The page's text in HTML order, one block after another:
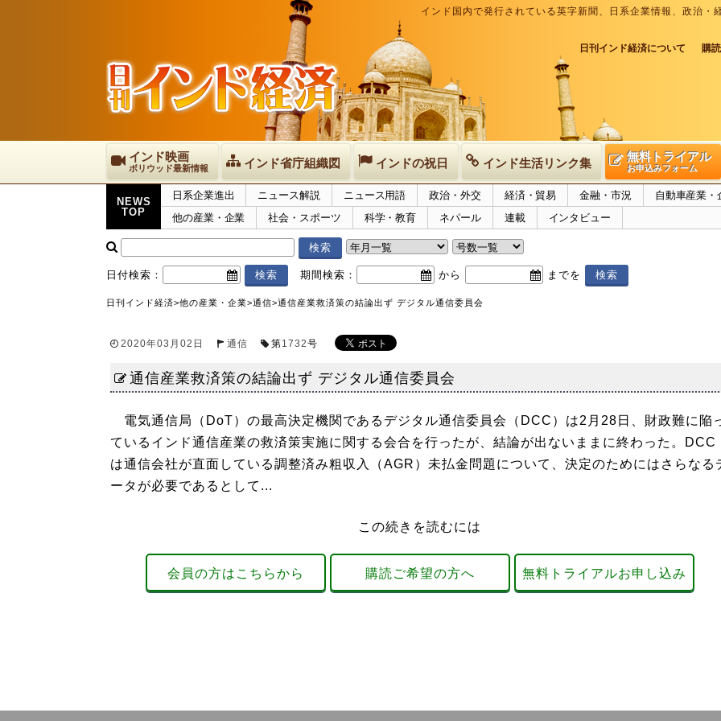
インド国内で発行されている英字新聞、日系企業情報、政治
日刊インド経済について 購
インド映画
ボリウッド最新情報 インド省庁組織図 インドの祝日 インド生活リンク集 無料トライアル
お申込みフォーム
NEWS
TOP
日系企業進出 ニュース解説 ニュース用語 政治・外交 経済・貿易 金融・市況
自動車産業・
他の産業・企業
社会・スポーツ 科学・教育 ネパール 連載 インタビュー
日付検索： 期間検索： から までを
日刊インド経済>他の産業・企業>通信>通信産業救済策の結論出ず デジタル通信委員会
2020年03月02日 通信 第1732号
通信産業救済策の結論出ず デジタル通信委員会
電気通信局（DoT）の最高決定機関であるデジタル通信委員会（DCC）は2月28日、財政難に陥
ているインド通信産業の救済策実施に関する会合を行ったが、結論が出ないままに終わった。DCC
は通信会社が直面している調整済み粗収入（AGR）未払金問題について、決定のためにはさらなる
ータが必要であるとして...
この続きを読むには
会員の方はこちらから 購読ご希望の方へ 無料トライアルお申し込み